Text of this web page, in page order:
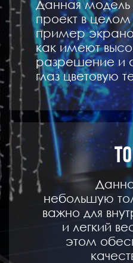
Данная
проект в
пример
как имеют
разрешение и
глаз цветовую
небольшую
важно для
и легкий
этом